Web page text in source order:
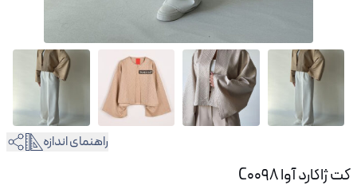
راهنمای اندازه
کت ژاکارد آوا C0098